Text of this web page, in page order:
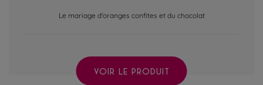
Le mariage d'oranges confites et du chocolat
VOIR LE PRODUIT